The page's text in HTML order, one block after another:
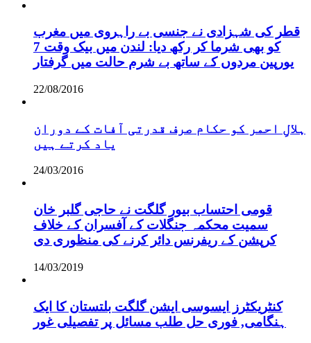
قطر کی شہزادی نے جنسی بے راہروی میں مغرب
کو بھی شرما کر رکھ دیا: لندن میں بیک وقت 7
یورپین مردوں کے ساتھ بے شرم حالت میں گرفتار
22/08/2016
ہلالِ احمر کو حکام صرف قدرتی آفات کے دوران
یاد کرتے ہیں
24/03/2016
قومی احتساب بیور گلگت نے حاجی گلبر خان
سمیت محکمہ جنگلات کے آفسران کے خلاف
کرپشن کے ریفرنس دائر کرنے کی منظوری دی
14/03/2019
کنٹریکٹرز ایسوسی ایشن گلگت بلتستان کا ایک
ہنگامی, فوری حل طلب مسائل پر تفصیلی غور